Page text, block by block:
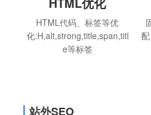
HTML代码、标签等优
化:H,alt,strong,title,span,titl
e等标签
站外SEO